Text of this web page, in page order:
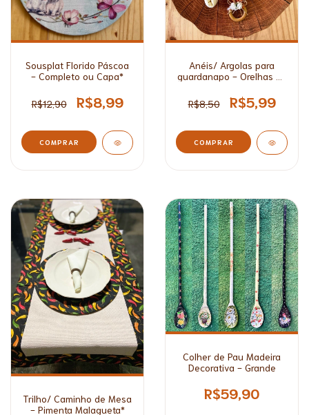
Sousplat Florido Páscoa
- Completo ou Capa*
R$12,90 R$8,99
COMPRAR
Anéis/ Argolas para
guardanapo - Orelhas de
R$8,50
R$5,99
COMPRAR
Trilho/ Caminho de Mesa
- Pimenta Malagueta*
Colher de Pau Madeira
Decorativa - Grande
R$59,90